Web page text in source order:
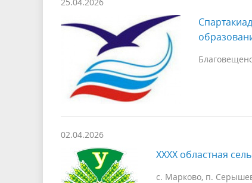
02.04.2026
XXXX областная
с. Марково, п.